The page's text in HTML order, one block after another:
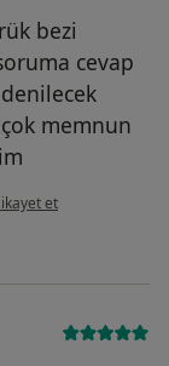
bezi
cevap
memnun
görüşüne göre me...z
et